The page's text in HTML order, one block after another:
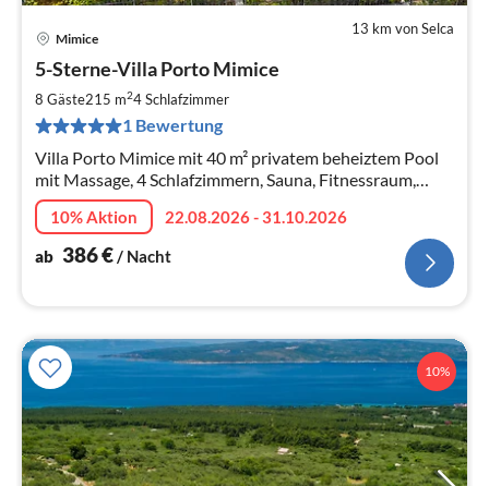
13 km von Selca
Mimice
5-Sterne-Villa Porto Mimice
8 Gäste215 m24Schlafzimmer
1 Bewertung
Villa Porto Mimice mit 40 m² privatem beheiztem Pool
mit Massage, 4 Schlafzimmern, Sauna, Fitnessraum,
Billard
10% Aktion
22.08.2026 - 31.10.2026
ab 386€/ Nacht
10%